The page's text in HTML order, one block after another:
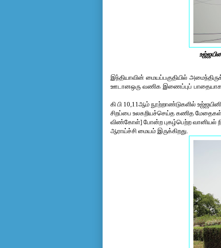
இந்தியாவின் மையப்பகுதியில்
ஊடானஒரு வணிக இணைப்புப்
கி பி 10,11ஆம் நூற்றாண்டுகளில்
சிறப்பை உலகறியச்செய்த கணித மேதைகள்,
விண்கோள்] போன்ற புகழ்பெற்ற வானியல்
ஆராய்ச்சி மையம் இருக்கிறது.